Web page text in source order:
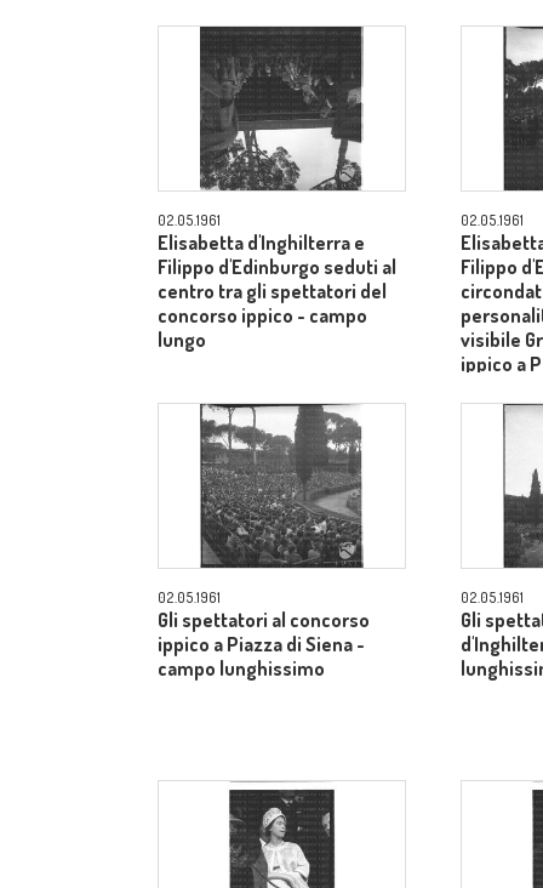
02.05.1961
Elisabetta d'Inghilterra e
Filippo d'Edinburgo seduti al
centro tra gli spettatori del
concorso ippico - campo
lungo
02.05.1961
Filippo
visibile
ippico a
02.05.1961
Gli spettatori al concorso
ippico a Piazza di Siena -
campo lunghissimo
02.05.1961
Gli